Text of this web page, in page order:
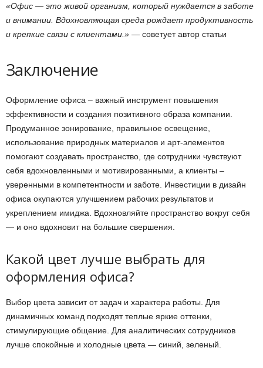
«Офис — это живой организм, который нуждается в заботе
и внимании. Вдохновляющая среда рождает продуктивность
и крепкие связи с клиентами.» — советует автор статьи
Заключение
Оформление офиса – важный инструмент повышения
эффективности и создания позитивного образа компании.
Продуманное зонирование, правильное освещение,
использование природных материалов и арт-элементов
помогают создавать пространство, где сотрудники чувствуют
себя вдохновленными и мотивированными, а клиенты –
уверенными в компетентности и заботе. Инвестиции в дизайн
офиса окупаются улучшением рабочих результатов и
укреплением имиджа. Вдохновляйте пространство вокруг себя
— и оно вдохновит на большие свершения.
Какой цвет лучше выбрать для
оформления офиса?
Выбор цвета зависит от задач и характера работы. Для
динамичных команд подходят теплые яркие оттенки,
стимулирующие общение. Для аналитических сотрудников
лучше спокойные и холодные цвета — синий, зеленый.